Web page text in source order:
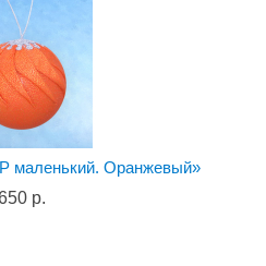
Оранжевый»
р.